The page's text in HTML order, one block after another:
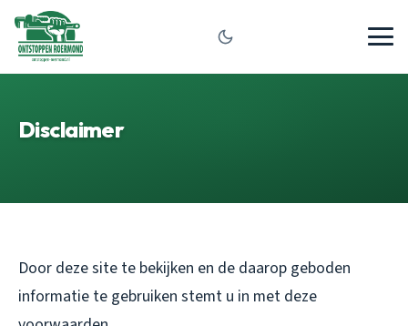
Disclaimer
Door deze site te bekijken en de daarop geboden
informatie te gebruiken stemt u in met deze